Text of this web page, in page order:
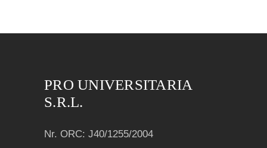
PRO UNIVERSITARIA
S.R.L.
Nr. ORC: J40/1255/2004